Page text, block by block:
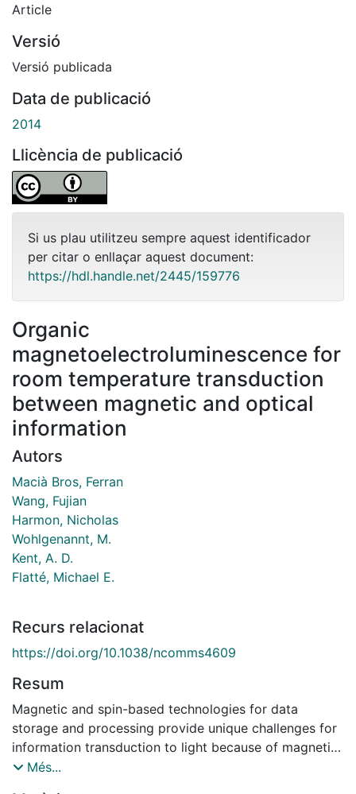
Article
Versió
Versió publicada
Data de publicació
2014
Llicència de publicació
Si us plau utilitzeu sempre aquest identificador
per citar o enllaçar aquest document:
https://hdl.handle.net/2445/159776
Organic
magnetoelectroluminescence for
room temperature transduction
between magnetic and optical
information
Autors
Macià Bros, Ferran
Wang, Fujian
Harmon, Nicholas
Wohlgenannt, M.
Kent, A. D.
Flatté, Michael E.
Recurs relacionat
https://doi.org/10.1038/ncomms4609
Resum
Magnetic and spin-based technologies for data
storage and processing provide unique challenges for
information transduction to light because of magnetic
metals' optical loss, and the inefficiency and resistivity
Més...